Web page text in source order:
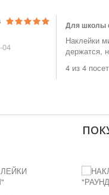
04
Для школы
Наклейки
держатся,
4 из 4